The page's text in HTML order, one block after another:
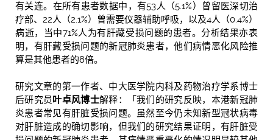
有关连。在所有患者数据中，有53人（5.1%）曾留医深切治
疗部、22人（2.1%）曾需要仪器辅助呼吸，以及4人（0.4%）
病逝，当中71%人为有肝藏受损问题的患者。分析结果亦表
明，有肝藏受损问题的新冠肺炎患者，他们病情恶化风险推
算是其他患者的8倍。
研究文章的第一作者、中大医学院内科及药物治疗学系博士
后研究员叶卓风博士解释：「我们的研究反映，本港新冠肺
炎患者常见有肝脏受损问题。虽然至今仍未知新型冠状病毒
对肝脏造成的确切影响，但我们的研究结果证明，有肝脏受